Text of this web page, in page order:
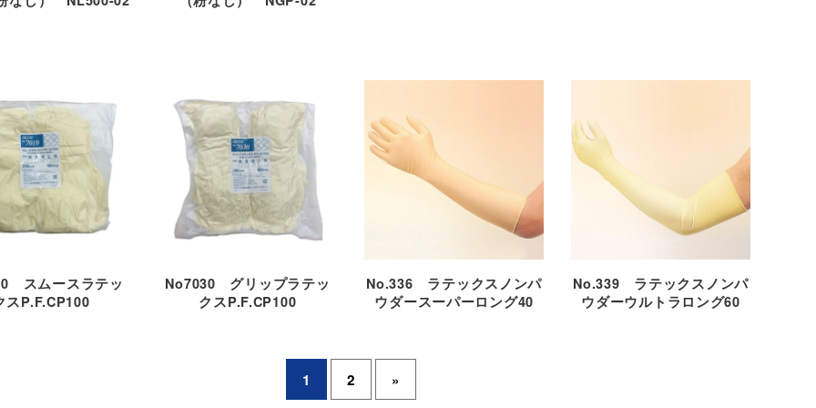
スムースラテッ
スP.F.CP100
No7030 グリップラテッ
クスP.F.CP100
No.336 ラテックスノンパ
ウダースーパーロング40
No.339 ラテックスノンパ
ウダーウルトラロング60
1 2 »